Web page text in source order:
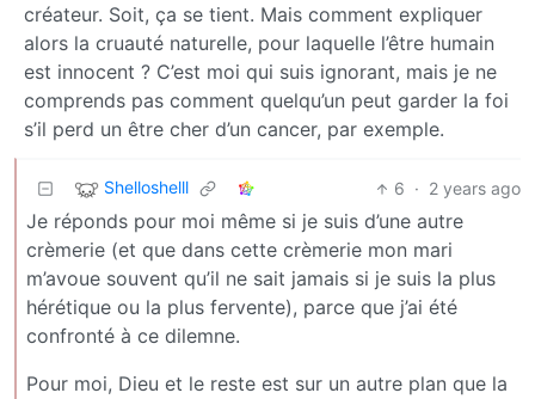
créateur. Soit, ça se tient. Mais comment expliquer
alors la cruauté naturelle, pour laquelle l’être humain
est innocent ? C’est moi qui suis ignorant, mais je ne
comprends pas comment quelqu’un peut garder la foi
s’il perd un être cher d’un cancer, par exemple.
Shelloshelll 6 · 2 years ago
Je réponds pour moi même si je suis d’une autre
crèmerie (et que dans cette crèmerie mon mari
m’avoue souvent qu’il ne sait jamais si je suis la plus
hérétique ou la plus fervente), parce que j’ai été
confronté à ce dilemne.
Pour moi, Dieu et le reste est sur un autre plan que la